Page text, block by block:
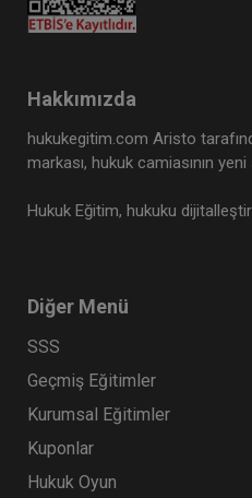
Tüketici Hukuku Enstitüsü
Limited Şirketler - IV.
X. Oturum
360 TL
Tüketici Hukuku Enstitüsü
Hakkımızda
hukukegitim.com Aristo
markası, hukuk camiasının yeni
Hukuk Eğitim, hukuku
Diğer Menü
SSS
Geçmiş Eğitimler
Kurumsal Eğitimler
Kuponlar
Hukuk Oyun